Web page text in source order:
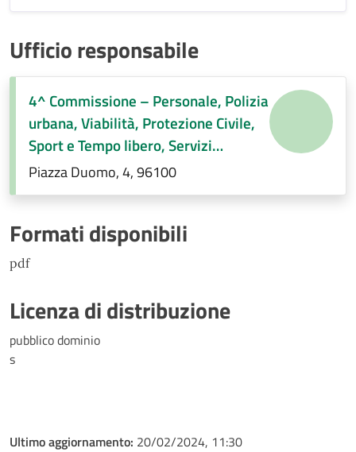
Ufficio responsabile
4^ Commissione – Personale, Polizia
urbana, Viabilità, Protezione Civile,
Sport e Tempo libero, Servizi
Demografici, Società partecipate,
Decentramento, Regolamenti di
Piazza Duomo, 4, 96100
Formati disponibili
pdf
Licenza di distribuzione
pubblico dominio
s
Ultimo aggiornamento: 20/02/2024, 11:30